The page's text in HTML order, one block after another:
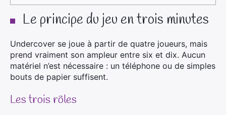
Le principe du jeu en trois minutes
Undercover se joue à partir de quatre joueurs, mais
prend vraiment son ampleur entre six et dix. Aucun
matériel n’est nécessaire : un téléphone ou de simples
bouts de papier suffisent.
Les trois rôles